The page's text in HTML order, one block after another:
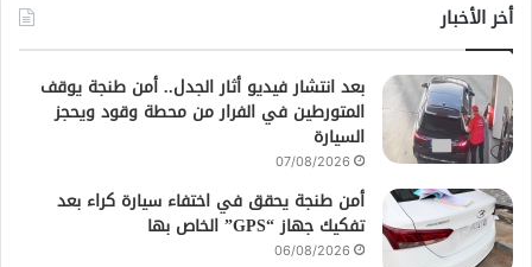
أخر الأخبار
بعد انتشار فيديو أثار الجدل.. أمن طنجة يوقف
المتورطين في الفرار من محطة وقود ويحجز
السيارة
07/08/2026
أمن طنجة يحقق في اختفاء سيارة كراء بعد
تفكيك جهاز “GPS” الخاص بها
06/08/2026